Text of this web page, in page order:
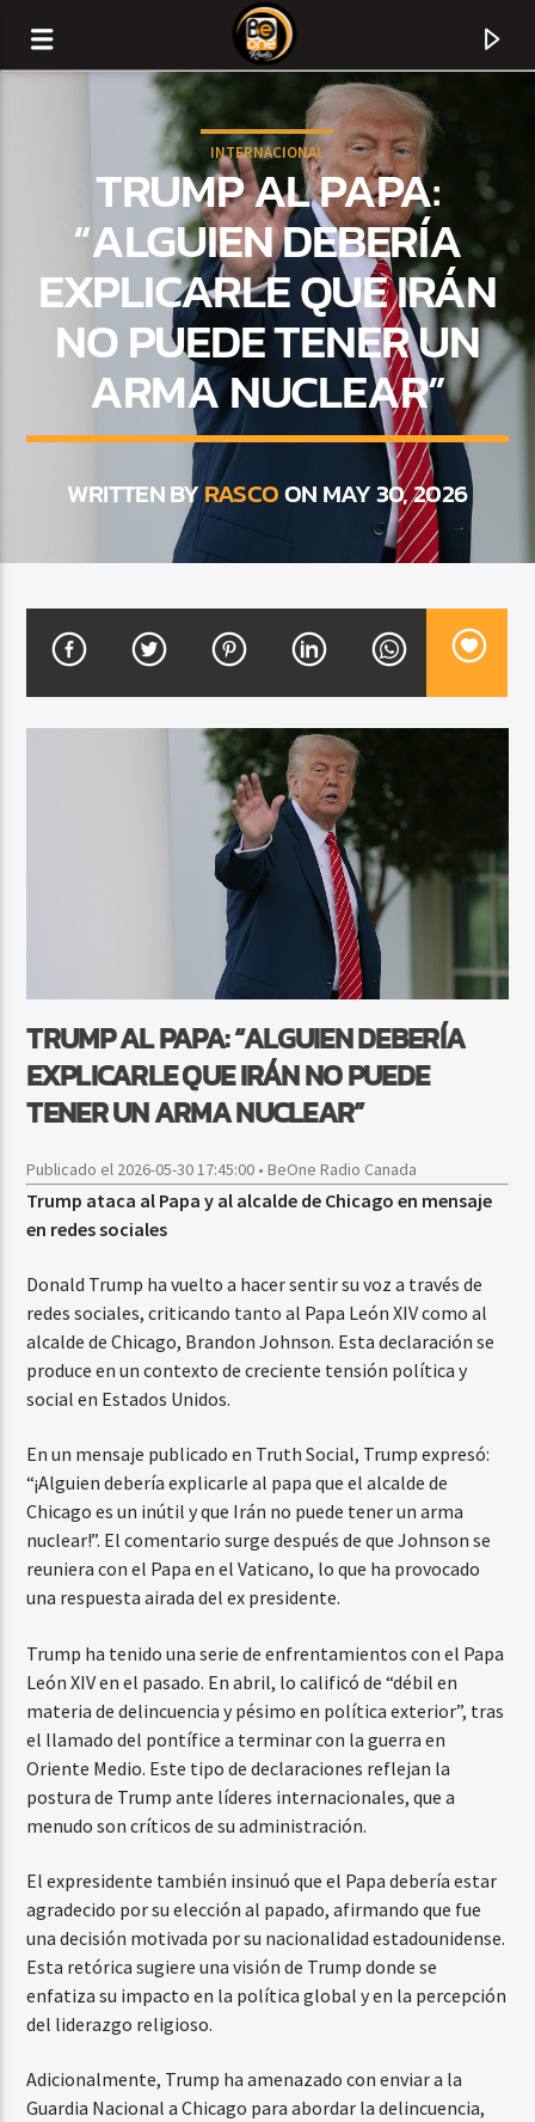
TITLE
CURRENT SHOW
BALADAS Y VALLENATO
3:00 PM 5:00 PM
INTERNACIONAL
TRUMP AL PAPA:
“ALGUIEN DEBERÍA
EXPLICARLE QUE IRÁN
NO PUEDE TENER UN
ARMA NUCLEAR”
WRITTEN BYRASCOON MAY 30, 2026
TRUMP AL PAPA: “ALGUIEN DEBERÍA
EXPLICARLE QUE IRÁN NO PUEDE
TENER UN ARMA NUCLEAR”
Publicado el 2026-05-30 17:45:00 • BeOne Radio Canada
Trump ataca al Papa y al alcalde de Chicago en mensaje
en redes sociales
Donald Trump ha vuelto a hacer sentir su voz a través de
redes sociales, criticando tanto al Papa León XIV como al
alcalde de Chicago, Brandon Johnson. Esta declaración se
produce en un contexto de creciente tensión política y
social en Estados Unidos.
En un mensaje publicado en Truth Social, Trump expresó:
“¡Alguien debería explicarle al papa que el alcalde de
Chicago es un inútil y que Irán no puede tener un arma
nuclear!”. El comentario surge después de que Johnson se
reuniera con el Papa en el Vaticano, lo que ha provocado
una respuesta airada del ex presidente.
Trump ha tenido una serie de enfrentamientos con el Papa
León XIV en el pasado. En abril, lo calificó de “débil en
materia de delincuencia y pésimo en política exterior”, tras
el llamado del pontífice a terminar con la guerra en
Oriente Medio. Este tipo de declaraciones reflejan la
postura de Trump ante líderes internacionales, que a
menudo son críticos de su administración.
El expresidente también insinuó que el Papa debería estar
agradecido por su elección al papado, afirmando que fue
una decisión motivada por su nacionalidad estadounidense.
Esta retórica sugiere una visión de Trump donde se
enfatiza su impacto en la política global y en la percepción
del liderazgo religioso.
Adicionalmente, Trump ha amenazado con enviar a la
Guardia Nacional a Chicago para abordar la delincuencia,